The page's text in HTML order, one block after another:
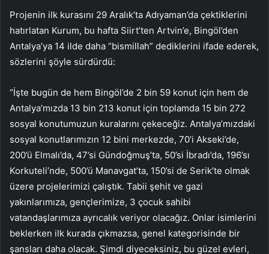
Projenin ilk kurasını 29 Aralık’ta Adıyaman’da çektiklerini
hatırlatan Kurum, bu hafta Siirt’ten Artvin’e, Bingöl’den
Antalya’ya 14 ilde daha “bismillah” dediklerini ifade ederek,
sözlerini şöyle sürdürdü:
“İşte bugün de hem Bingöl’de 2 bin 59 konut için hem de
Antalya’mızda 13 bin 213 konut için toplamda 15 bin 272
sosyal konutumuzun kuralarını çekeceğiz. Antalya’mızdaki
sosyal konutlarımızın 12 bini merkezde, 70’i Akseki’de,
200’ü Elmalı’da, 47’si Gündoğmuş’ta, 50’si İbradı’da, 196’sı
Korkuteli’nde, 500’ü Manavgat’ta, 150’si de Serik’te olmak
üzere projelerimizi çalıştık. Tabii şehit ve gazi
yakınlarımıza, gençlerimize, 3 çocuk sahibi
vatandaşlarımıza ayrıcalık veriyor olacağız. Onlar isimlerini
beklerken ilk kurada çıkmazsa, genel kategorisinde bir
şansları daha olacak. Şimdi diyeceksiniz, bu güzel evleri,